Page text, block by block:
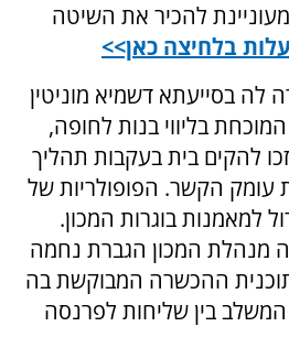
להכיר את השיטה
בלחיצה כאן>>
בסייעתא דשמיא מוניטין
בליווי בנות לחופה,
1,300 בנות זכו להקים בית בעקבות תהליך
עומק הקשר. הפופולריות של
למאמנות בוגרות המכון.
מנהלת המכון הגברת נחמה
ההכשרה המבוקשת בה
בין שליחות לפרנסה